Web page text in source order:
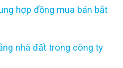
hợp đồng mua bán bắt
nhà đất trong công ty